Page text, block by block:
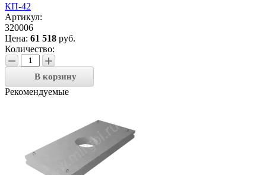
КП-42
Артикул:
320006
Цена: 61 518 руб.
Количество:
− +
В корзину
Рекомендуемые